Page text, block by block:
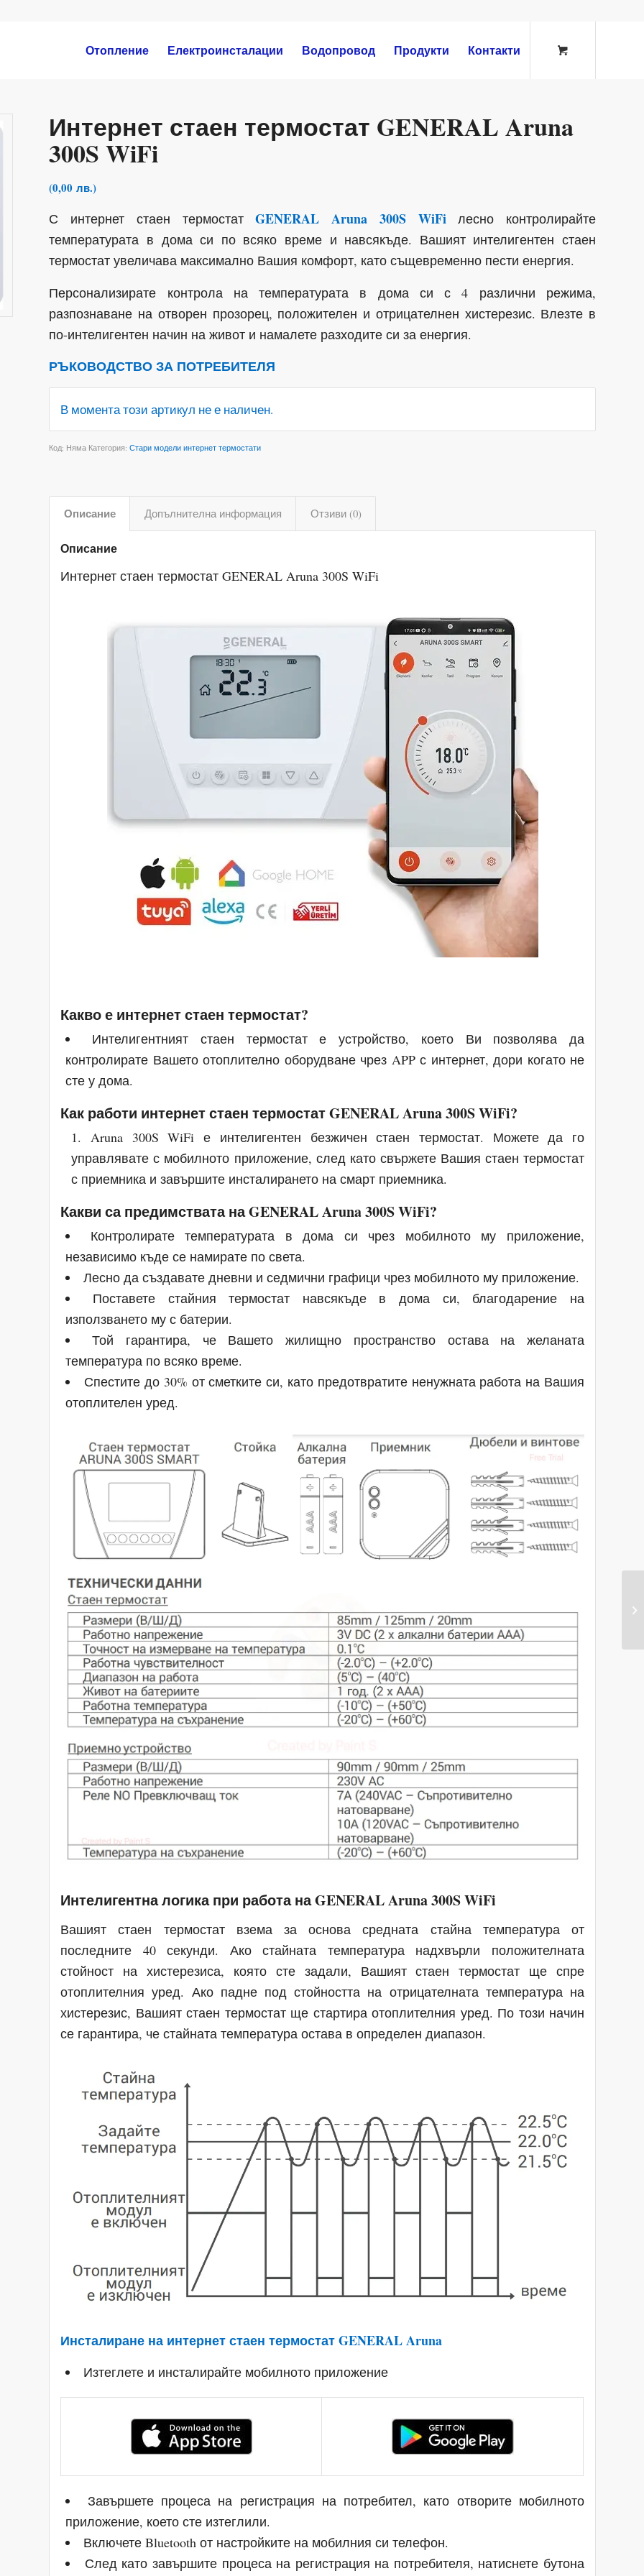
Отопление Електроинсталации Водопровод Продукти Контакти
Интернет стаен термостат GENERAL Aruna
300S WiFi
(0,00лв.)
С интернет стаен термостатGENERAL Aruna 300S WiFiлесно контролирайте
температурата в дома си по всяко време и навсякъде. Вашият интелигентен стаен
термостат увеличава максимално Вашия комфорт, като същевременно пести енергия.
Персонализирате контрола на температурата в дома си с 4 различни режима,
разпознаване на отворен прозорец, положителен и отрицателнен хистерезис. Влезте в
по-интелигентен начин на живот и намалете разходите си за енергия.
РЪКОВОДСТВО ЗА ПОТРЕБИТЕЛЯ
В момента този артикул не е наличен.
Код: Няма Категория:Стари модели интернет термостати
Описание Допълнителна информация Отзиви (0)
Описание
Интернет стаен термостат GENERAL Aruna 300S WiFi
Какво е интернет стаен термостат?
Интелигентният стаен термостат е устройство, което Ви позволява да
контролирате Вашето отоплително оборудване чрез APP с интернет, дори когато не
сте у дома.
Как работи интернет стаен термостат GENERAL Aruna 300S WiFi?
Aruna 300S WiFi е интелигентен безжичен стаен термостат. Можете да го
управлявате с мобилното приложение, след като свържете Вашия стаен термостат
с приемника и завършите инсталирането на смарт приемника.
Какви са предимствата на GENERAL Aruna 300S WiFi?
Контролирате температурата в дома си чрез мобилното му приложение,
независимо къде се намирате по света.
Лесно да създавате дневни и седмични графици чрез мобилното му приложение.
Поставете стайния термостат навсякъде в дома си, благодарение на
използването му с батерии.
Той гарантира, че Вашето жилищно пространство остава на желаната
температура по всяко време.
Спестите до 30% от сметките си, като предотвратите ненужната работа на Вашия
отоплителен уред.
Интелигентна логика при работа на GENERAL Aruna 300S WiFi
Вашият стаен термостат взема за основа средната стайна температура от
последните 40 секунди. Ако стайната температура надхвърли положителната
стойност на хистерезиса, която сте задали, Вашият стаен термостат ще спре
отоплителния уред. Ако падне под стойността на отрицателната температура на
хистерезис, Вашият стаен термостат ще стартира отоплителния уред. По този начин
се гарантира, че стайната температура остава в определен диапазон.
Инсталиране на интернет стаен термостат GENERAL Aruna
Изтеглете и инсталирайте мобилното приложение
Завършете процеса на регистрация на потребител, като отворите мобилното
приложение, което сте изтеглили.
Включете Bluetooth от настройките на мобилния си телефон.
След като завършите процеса на регистрация на потребителя, натиснете бутона